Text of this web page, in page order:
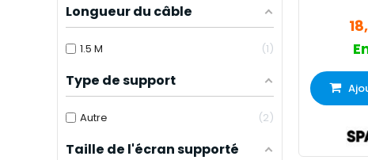
Longueur du câble
1.5 M 1
Type de support
Autre 2
Taille de l'écran supporté